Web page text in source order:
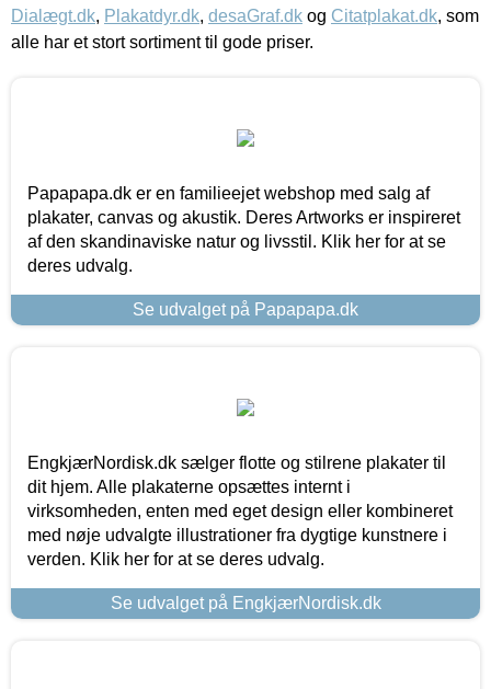
Dialægt.dk, Plakatdyr.dk, desaGraf.dk og Citatplakat.dk, som
alle har et stort sortiment til gode priser.
Papapapa.dk er en familieejet webshop med salg af
plakater, canvas og akustik. Deres Artworks er inspireret
af den skandinaviske natur og livsstil. Klik her for at se
deres udvalg.
Se udvalget på Papapapa.dk
EngkjærNordisk.dk sælger flotte og stilrene plakater til
dit hjem. Alle plakaterne opsættes internt i
virksomheden, enten med eget design eller kombineret
med nøje udvalgte illustrationer fra dygtige kunstnere i
verden. Klik her for at se deres udvalg.
Se udvalget på EngkjærNordisk.dk